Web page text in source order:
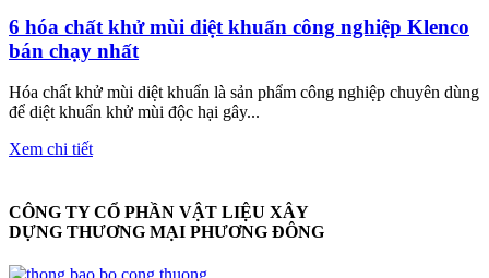
6 hóa chất khử mùi diệt khuẩn công nghiệp Klenco
bán chạy nhất
Hóa chất khử mùi diệt khuẩn là sản phẩm công nghiệp chuyên dùng
để diệt khuẩn khử mùi độc hại gây...
Xem chi tiết
CÔNG TY CỔ PHẦN VẬT LIỆU XÂY
DỰNG THƯƠNG MẠI PHƯƠNG ĐÔNG